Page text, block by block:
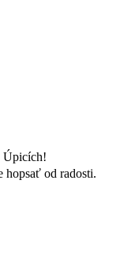
Úpicích!
hopsať od radosti.